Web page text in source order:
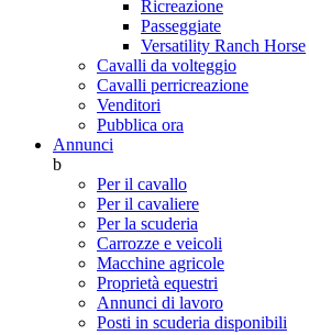
Ricreazione
Passeggiate
Versatility Ranch Horse
Cavalli da volteggio
Cavalli perricreazione
Venditori
Pubblica ora
Annunci
b
Per il cavallo
Per il cavaliere
Per la scuderia
Carrozze e veicoli
Macchine agricole
Proprietà equestri
Annunci di lavoro
Posti in scuderia disponibili